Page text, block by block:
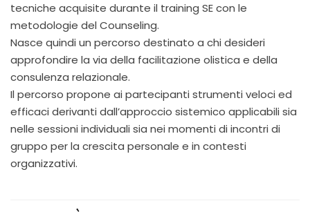
tecniche acquisite durante il training SE con le
metodologie del Counseling.
Nasce quindi un percorso destinato a chi desideri
approfondire la via della facilitazione olistica e della
consulenza relazionale.
Il percorso propone ai partecipanti strumenti veloci ed
efficaci derivanti dall’approccio sistemico applicabili sia
nelle sessioni individuali sia nei momenti di incontri di
gruppo per la crescita personale e in contesti
organizzativi.